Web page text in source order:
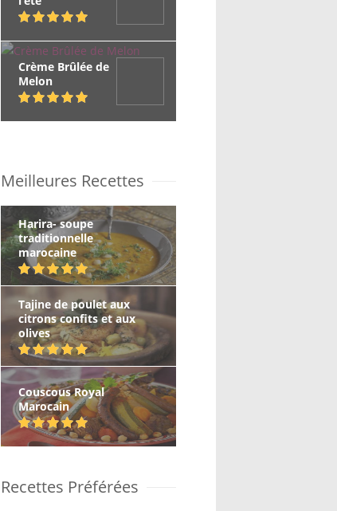
Crème Brûlée de
Melon
Meilleures Recettes
Harira- soupe
traditionnelle
marocaine
Tajine de poulet aux
citrons confits et aux
olives
Couscous Royal
Marocain
Recettes Préférées